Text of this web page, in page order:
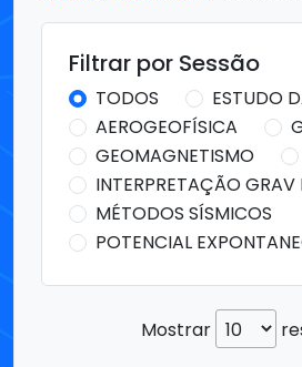
Filtrar por Sessão
TODOS
ESTUDO
AEROGEOFÍSICA
GEOMAGNETISMO
INTERPRETAÇÃO GRAV
MÉTODOS SÍSMICOS
POTENCIAL
Mostrar